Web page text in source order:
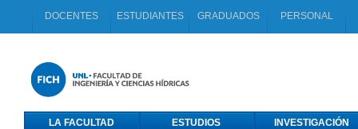
DOCENTES ESTUDIANTES GRADUADOS PERSONAL
LA FACULTAD ESTUDIOS INVESTIGACIÓN